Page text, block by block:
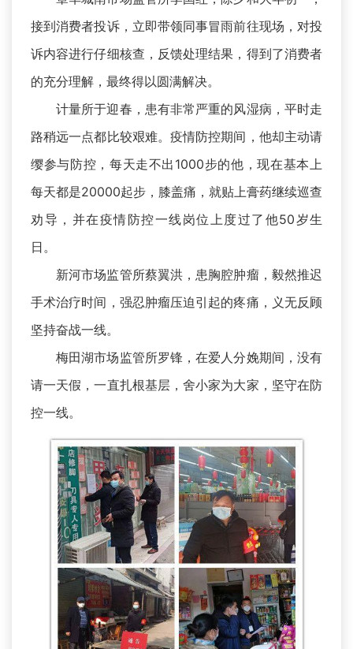
接到消费者投诉，立即带领同事冒雨前往现场，对投
诉内容进行仔细核查，反馈处理结果，得到了消费者
的充分理解，最终得以圆满解决。
计量所于迎春，患有非常严重的风湿病，平时走
路稍远一点都比较艰难。疫情防控期间，他却主动请
缨参与防控，每天走不出1000步的他，现在基本上
每天都是20000起步，膝盖痛，就贴上膏药继续巡查
劝导，并在疫情防控一线岗位上度过了他50岁生
日。
新河市场监管所蔡翼洪，患胸腔肿瘤，毅然推迟
手术治疗时间，强忍肿瘤压迫引起的疼痛，义无反顾
坚持奋战一线。
梅田湖市场监管所罗锋，在爱人分娩期间，没有
请一天假，一直扎根基层，舍小家为大家，坚守在防
控一线。